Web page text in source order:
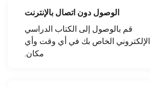
الوصول دون اتصال بالإنترنت
قم بالوصول إلى الكتاب الدراسي
الإلكتروني الخاص بك في أي وقت وأي
مكان.